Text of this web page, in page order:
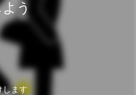
う
します